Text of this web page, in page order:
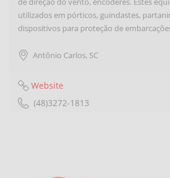
utilizados em pórticos, guindastes,
dispositivos para proteção de
Antônio Carlos, SC
Website
(48)3272-1813